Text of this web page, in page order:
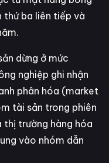
thứ ba liên tiếp và
dừng ở mức
nghiệp ghi nhận
phân hóa (market
tài sản trong phiên
trường hàng hóa
vào nhóm dẫn